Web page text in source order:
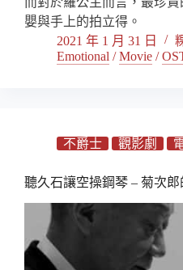
嬰與手上的拍立得。
2021 年 1 月 31 日
Emotional /Movie /
不爵士 觀影劇
聽久石讓空操鋼琴 – 菊次郎